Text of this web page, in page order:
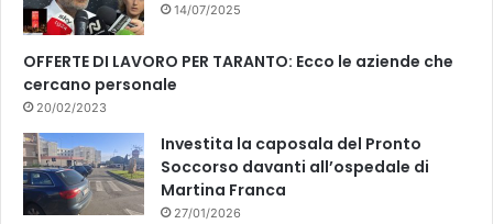
14/07/2025
OFFERTE DI LAVORO PER TARANTO: Ecco le aziende che
cercano personale
20/02/2023
Investita la caposala del Pronto
Soccorso davanti all’ospedale di
Martina Franca
27/01/2026